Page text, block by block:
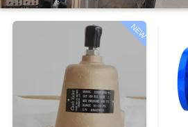
ONS
FABRIEKSTOCHT
NEW